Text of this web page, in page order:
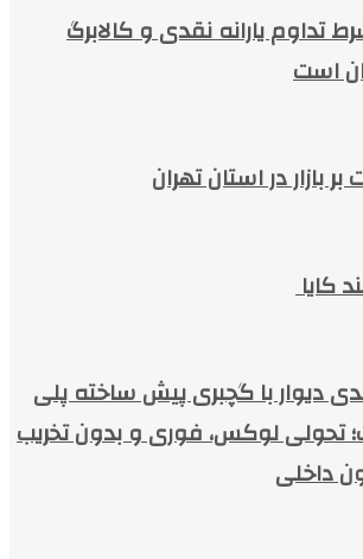
تداوم یارانه نقدی و کالابرگ
است
بازار در استان تهران
کایا
دیوار با گچبری پیش ساخته پلی
تحولی لوکس، فوری و بدون تخریب
داخلی